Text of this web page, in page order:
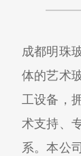
成都明珠
体的艺术
工设备，
术支持、
系。本公